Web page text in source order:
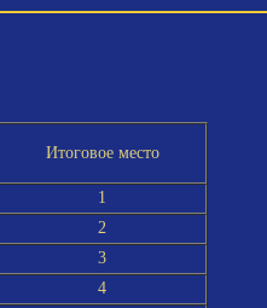
Итоговое место
1
2
3
4